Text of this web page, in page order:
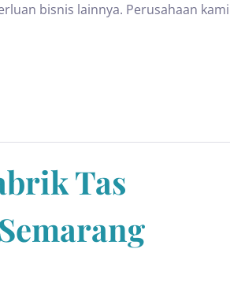
bisnis lainnya. Perusahaan kami
Tas